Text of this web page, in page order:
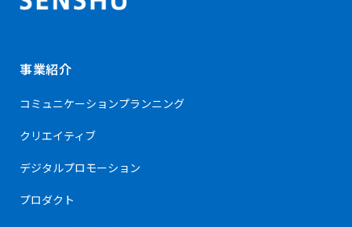
事業紹介
コミュニケーションプランニング
クリエイティブ
デジタルプロモーション
プロダクト